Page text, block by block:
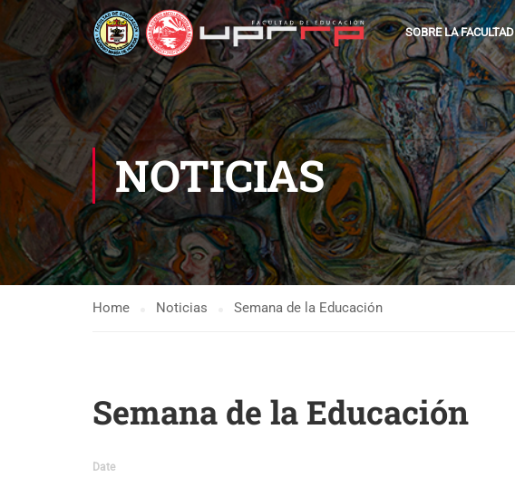
SOBRE LA FACULTAD
NOTICIAS
Home Noticias Semana de la Educación
Semana de la Educación
Date